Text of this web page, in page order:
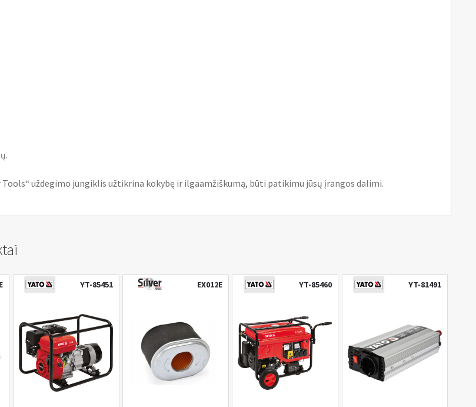
Tools“ uždegimo jungiklis užtikrina kokybę ir ilgaamžiškumą, būti patikimu jūsų įrangos dalimi.
YT-85451 EX012E YT-85460 YT-81491